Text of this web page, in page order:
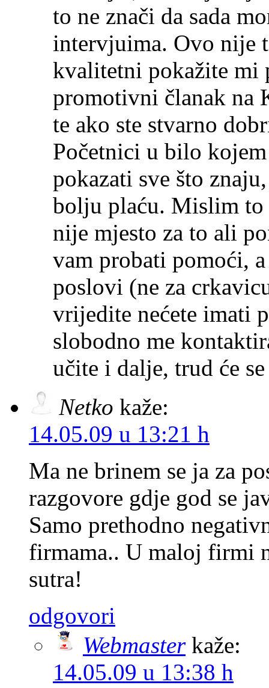
to ne znači da sada
intervjuima. Ovo nije
kvalitetni pokažite mi
promotivni članak na
te ako ste stvarno
Početnici u bilo
pokazati sve što
bolju plaću. Mislim to
nije mjesto za to ali
vam probati pomoći,
poslovi (ne za
vrijedite nećete imati
slobodno me
učite i dalje, trud će
Netko kaže:
14.05.09 u 13:21 h
Ma ne brinem se ja za
razgovore gdje god se
Samo prethodno
firmama.. U maloj firmi
sutra!
odgovori
Webmaster kaže:
14.05.09 u 13:38 h